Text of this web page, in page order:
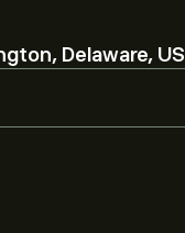
Delaware, US
com base em
Descubra a
meses, o